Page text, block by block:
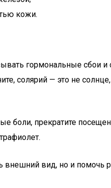
кожи.
гормональные сбои
солярий — это не
боли, прекратите
внешний вид, но и помочь